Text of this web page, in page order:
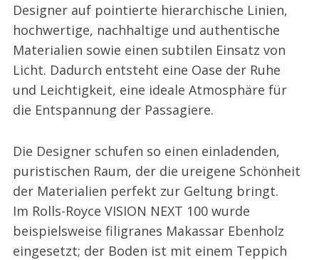
Designer auf pointierte hierarchische Linien,
hochwertige, nachhaltige und authentische
Materialien sowie einen subtilen Einsatz von
Licht. Dadurch entsteht eine Oase der Ruhe
und Leichtigkeit, eine ideale Atmosphäre für
die Entspannung der Passagiere.
Die Designer schufen so einen einladenden,
puristischen Raum, der die ureigene Schönheit
der Materialien perfekt zur Geltung bringt.
Im Rolls-Royce VISION NEXT 100 wurde
beispielsweise filigranes Makassar Ebenholz
eingesetzt; der Boden ist mit einem Teppich